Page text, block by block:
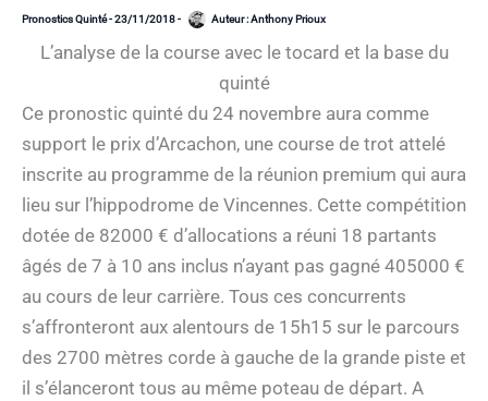
Pronostics Quinté-23/11/2018- Auteur :Anthony Prioux
L’analyse de la course avec le tocard et la base du
quinté
Ce pronostic quinté du 24 novembre aura comme
support le prix d’Arcachon, une course de trot attelé
inscrite au programme de la réunion premium qui aura
lieu sur l’hippodrome de Vincennes. Cette compétition
dotée de 82000 € d’allocations a réuni 18 partants
âgés de 7 à 10 ans inclus n’ayant pas gagné 405000 €
au cours de leur carrière. Tous ces concurrents
s’affronteront aux alentours de 15h15 sur le parcours
des 2700 mètres corde à gauche de la grande piste et
il s’élanceront tous au même poteau de départ. A